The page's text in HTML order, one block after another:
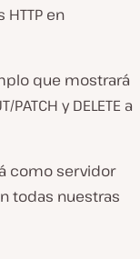
en
que mostrará
y DELETE a
como servidor
todas nuestras